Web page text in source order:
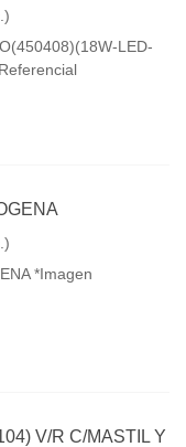
LED-
*Imagen
V/R C/MASTIL Y